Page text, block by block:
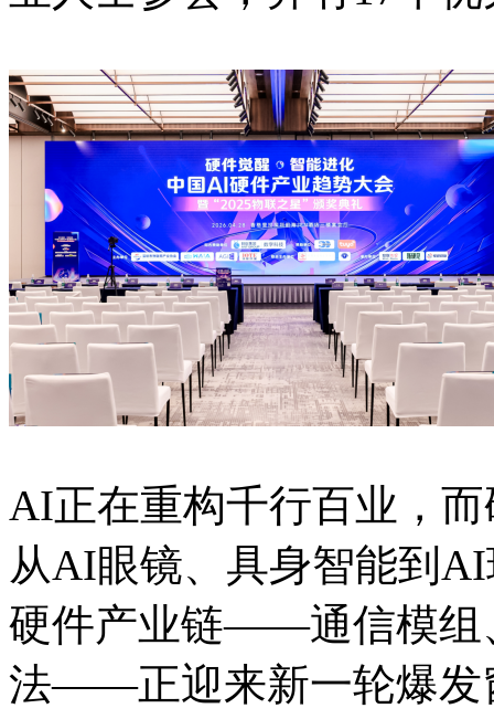
AI正在重构千行百业，
从AI眼镜、具身智能到
硬件产业链——通信模组
法——正迎来新一轮爆发